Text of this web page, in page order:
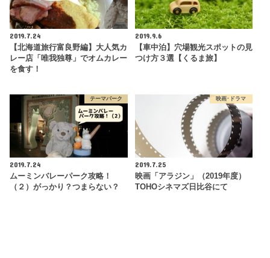
2019.7.24
【北海道旅行富良野編】大人気カ
レー店「唯我独尊」でオムカレー
を食す！
2019.9.6
【車中泊】穴場観光スポットの見
つけ方３選【くるま旅】
テーマパーク
2019.7.24
ムーミンバレーパーク攻略！
（２）がっかり？つまらない？
映画･ドラマ
2019.7.25
映画「アラジン」（2019年度）
TOHOシネマズ日比谷にて